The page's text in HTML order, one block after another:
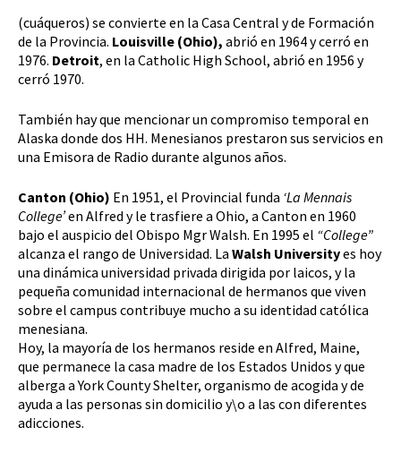
(cuáqueros) se convierte en la Casa Central y de Formación
de la Provincia. Louisville (Ohio), abrió en 1964 y cerró en
1976. Detroit, en la Catholic High School, abrió en 1956 y
cerró 1970.
También hay que mencionar un compromiso temporal en
Alaska donde dos HH. Menesianos prestaron sus servicios en
una Emisora de Radio durante algunos años.
Canton (Ohio) En 1951, el Provincial funda ‘La Mennais
College’en Alfred y le trasfiere a Ohio, a Canton en 1960
bajo el auspicio del Obispo Mgr Walsh. En 1995 el “College”
alcanza el rango de Universidad. La Walsh Universityes hoy
una dinámica universidad privada dirigida por laicos, y la
pequeña comunidad internacional de hermanos que viven
sobre el campus contribuye mucho a su identidad católica
menesiana.
Hoy, la mayoría de los hermanos reside en Alfred, Maine,
que permanece la casa madre de los Estados Unidos y que
alberga a York County Shelter, organismo de acogida y de
ayuda a las personas sin domicilio y\o a las con diferentes
adicciones.